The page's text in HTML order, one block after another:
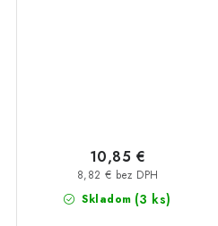
Skladom (3 ks)
8,82 € bez DPH
10,85 €